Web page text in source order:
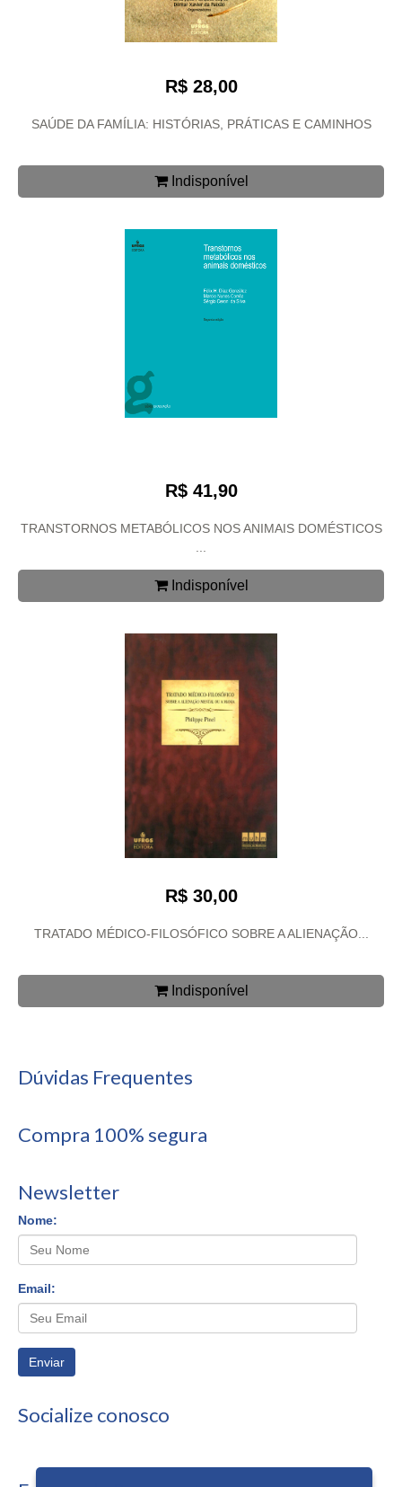
R$ 28,00
SAÚDE DA FAMÍLIA: HISTÓRIAS, PRÁTICAS E CAMINHOS
Indisponível
R$ 41,90
TRANSTORNOS METABÓLICOS NOS ANIMAIS DOMÉSTICOS
...
Indisponível
R$ 30,00
TRATADO MÉDICO-FILOSÓFICO SOBRE A ALIENAÇÃO...
Indisponível
Dúvidas Frequentes
Compra 100% segura
Newsletter
Nome:
Email:
Enviar
Socialize conosco